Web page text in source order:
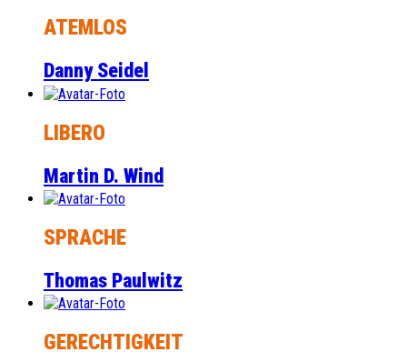
ATEMLOS
Danny Seidel
LIBERO
Martin D. Wind
SPRACHE
Thomas Paulwitz
GERECHTIGKEIT